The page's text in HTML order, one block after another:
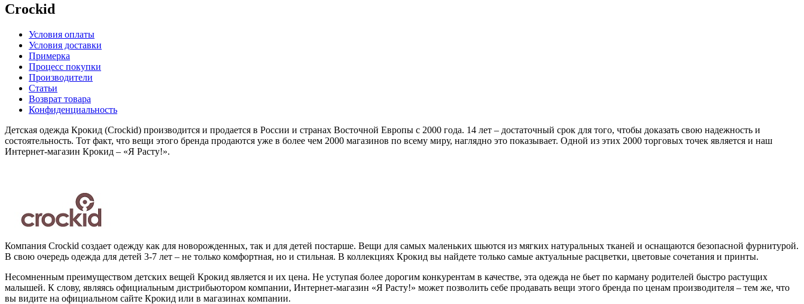
Crockid
Условия оплаты
Условия доставки
Примерка
Процесс покупки
Производители
Статьи
Возврат товара
Конфиденциальность
Детская одежда Крокид (Crockid) производится и продается в России и странах Восточной Европы с 2000 года. 14 лет – достаточный срок для того, чтобы доказать свою надежность и
состоятельность. Тот факт, что вещи этого бренда продаются уже в более чем 2000 магазинов по всему миру, наглядно это показывает. Одной из этих 2000 торговых точек является и наш
Интернет-магазин Крокид – «Я Расту!».
Компания Crockid создает одежду как для новорожденных, так и для детей постарше. Вещи для самых маленьких шьются из мягких натуральных тканей и оснащаются безопасной фурнитурой.
В свою очередь одежда для детей 3-7 лет – не только комфортная, но и стильная. В коллекциях Крокид вы найдете только самые актуальные расцветки, цветовые сочетания и принты.
Несомненным преимуществом детских вещей Крокид является и их цена. Не уступая более дорогим конкурентам в качестве, эта одежда не бьет по карману родителей быстро растущих
малышей. К слову, являясь официальным дистрибьютором компании, Интернет-магазин «Я Расту!» может позволить себе продавать вещи этого бренда по ценам производителя – тем же, что
вы видите на официальном сайте Крокид или в магазинах компании.